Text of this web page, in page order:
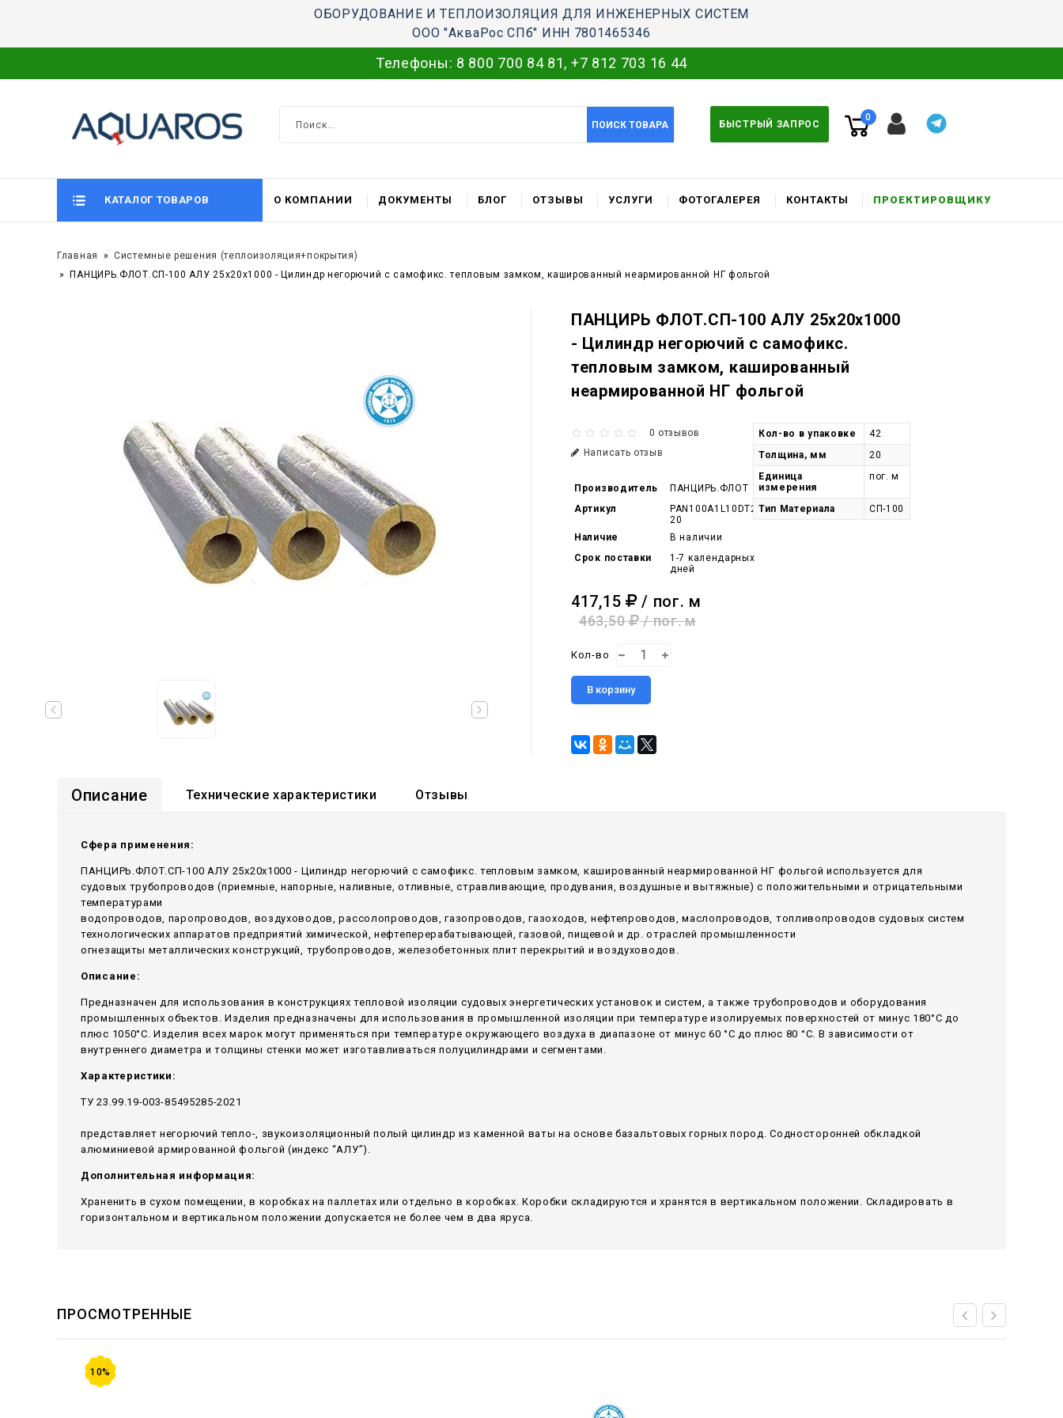
ОБОРУДОВАНИЕ И ТЕПЛОИЗОЛЯЦИЯ ДЛЯ ИНЖЕНЕРНЫХ СИСТЕМ
ООО "АкваРос СПб" ИНН 7801465346
Телефоны: 8 800 700 84 81, +7 812 703 16 44
ПОИСК ТОВАРА БЫСТРЫЙ ЗАПРОС
0
КАТАЛОГ ТОВАРОВ О КОМПАНИИ ДОКУМЕНТЫ БЛОГ ОТЗЫВЫ УСЛУГИ ФОТОГАЛЕРЕЯ КОНТАКТЫ ПРОЕКТИРОВЩИКУ
Главная
Системные решения (теплоизоляция+покрытия)
ПАНЦИРЬ.ФЛОТ.СП-100 АЛУ 25x20x1000 - Цилиндр негорючий c самофикс. тепловым замком, кашированный неармированной НГ фольгой
ПАНЦИРЬ ФЛОТ.СП-100 АЛУ 25x20x1000
- Цилиндр негорючий c самофикс.
тепловым замком, кашированный
неармированной НГ фольгой
0 отзывов
Написать отзыв
Производитель
ПАНЦИРЬ.ФЛОТ
Артикул
PAN100A1L10DT25-
20
Наличие
В наличии
Срок поставки
1-7 календарных
дней
417,15 / пог. м
463,50 / пог. м
Кол-во
В корзину
Кол-во в упаковке
42
Толщина, мм
20
Единица
измерения
пог. м
Тип Материала СП-100
Описание Технические характеристики Отзывы
Сфера применения:
ПАНЦИРЬ.ФЛОТ.СП-100 АЛУ 25x20x1000 - Цилиндр негорючий c самофикс. тепловым замком, кашированный неармированной НГ фольгой используется для
судовых трубопроводов (приемные, напорные, наливные, отливные, стравливающие, продувания, воздушные и вытяжные) с положительными и отрицательными
температурами
водопроводов, паропроводов, воздуховодов, рассолопроводов, газопроводов, газоходов, нефтепроводов, маслопроводов, топливопроводов судовых систем
технологических аппаратов предприятий химической, нефтеперерабатывающей, газовой, пищевой и др. отраслей промышленности
огнезащиты металлических конструкций, трубопроводов, железобетонных плит перекрытий и воздуховодов.
Описание:
Предназначен для использования в конструкциях тепловой изоляции судовых энергетических установок и систем, а также трубопроводов и оборудования
промышленных объектов. Изделия предназначены для использования в промышленной изоляции при температуре изолируемых поверхностей от минус 180°С до
плюс 1050°С. Изделия всех марок могут применяться при температуре окружающего воздуха в диапазоне от минус 60 °С до плюс 80 °С. В зависимости от
внутреннего диаметра и толщины стенки может изготавливаться полуцилиндрами и сегментами.
Характеристики:
ТУ 23.99.19-003-85495285-2021
представляет негорючий тепло-, звукоизоляционный полый цилиндр из каменной ваты на основе базальтовых горных пород. Содносторонней обкладкой
алюминиевой армированной фольгой (индекс “АЛУ”).
Дополнительная информация:
Храненить в сухом помещении, в коробках на паллетах или отдельно в коробках. Коробки складируются и хранятся в вертикальном положении. Складировать в
горизонтальном и вертикальном положении допускается не более чем в два яруса.
ПРОСМОТРЕННЫЕ
10%